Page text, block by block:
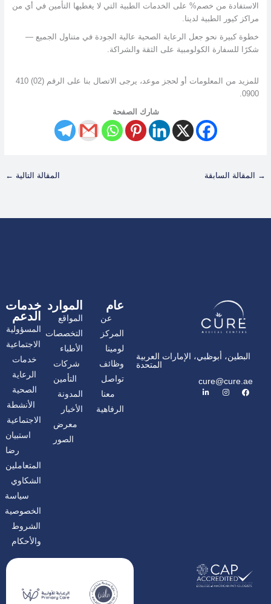
الاستفادة من خصم% على الخدمات الطبية التي لا يغطيها التأمين في أي من
مراكز كيور الطبية لدينا.
خطوة كبيرة نحو جعل الرعاية الصحية عالية الجودة في متناول الجميع —
شكرًا للسفارة الكولومبية على الثقة والشراكة.
للمزيد من المعلومات أو لحجز موعد، يرجى الاتصال بنا على الرقم (02) 410
0900.
شارك الصفحة
→ المقالة السابقة المقالة التالية ←
البطين، أبوظبي، الإمارات العربية
المتحدة
cure@cure.ae
ف
ي
ا
ن
ل
ي
عام
عن
المركز
لومينا
وظائف
تواصل
معنا
الرفاهية
الموارد
المواقع
التخصصات
الأطباء
شركات
التأمين
المدونة
الأخبار
معرض
الصور
خدمات
الدعم
المسؤولية
الاجتماعية
خدمات
الرعاية
الصحية
الأنشطة
الاجتماعية
استبيان
رضا
المتعاملين
الشكاوي
سياسة
الخصوصية
الشروط
والأحكام